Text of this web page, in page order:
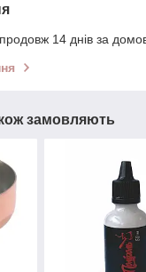
14 днів за
замовляють